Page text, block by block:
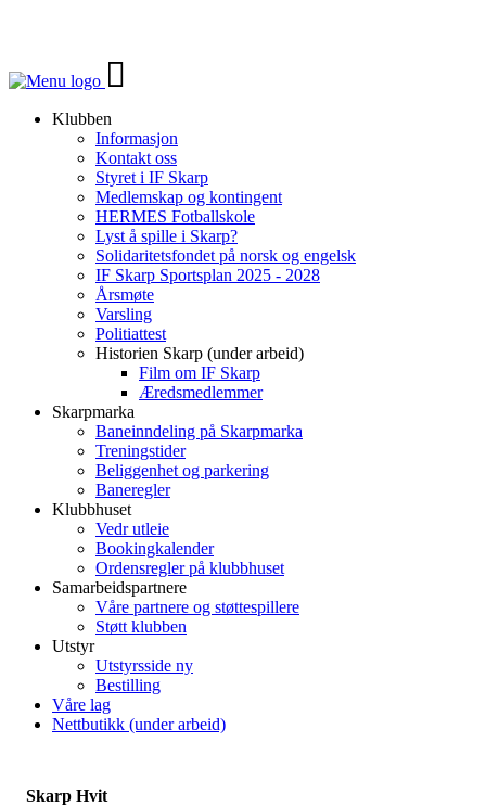
Veksle
navigasjon
Klubben
Informasjon
Kontakt oss
Styret i IF Skarp
Medlemskap og kontingent
HERMES Fotballskole
Lyst å spille i Skarp?
Solidaritetsfondet på norsk og engelsk
IF Skarp Sportsplan 2025 - 2028
Årsmøte
Varsling
Politiattest
Historien Skarp (under arbeid)
Film om IF Skarp
Æredsmedlemmer
Skarpmarka
Baneinndeling på Skarpmarka
Treningstider
Beliggenhet og parkering
Baneregler
Klubbhuset
Vedr utleie
Bookingkalender
Ordensregler på klubbhuset
Samarbeidspartnere
Våre partnere og støttespillere
Støtt klubben
Utstyr
Utstyrsside ny
Bestilling
Våre lag
Nettbutikk (under arbeid)
Skarp Hvit